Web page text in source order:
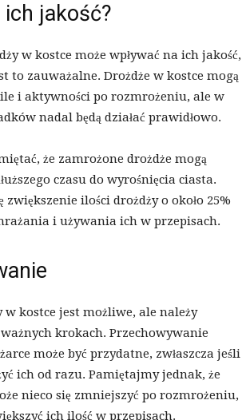
ich jakość?
w kostce może wpływać na ich jakość,
to zauważalne. Drożdże w kostce mogą
i aktywności po rozmrożeniu, ale w
nadal będą działać prawidłowo.
że zamrożone drożdże mogą
czasu do wyrośnięcia ciasta.
zwiększenie ilości drożdży o około 25%
i używania ich w przepisach.
w kostce jest możliwe, ale należy
krokach. Przechowywanie
może być przydatne, zwłaszcza jeśli
ich od razu. Pamiętajmy jednak, że
nieco się zmniejszyć po rozmrożeniu,
ich ilość w przepisach.